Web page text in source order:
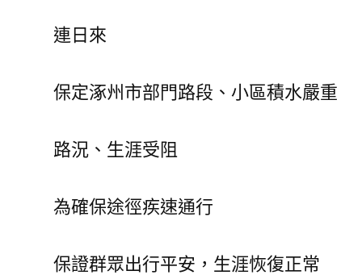
連日來
保定涿州市部門路段、小區積水嚴重
路況、生涯受阻
為確保途徑疾速通行
保證群眾出行平安，生涯恢復正常